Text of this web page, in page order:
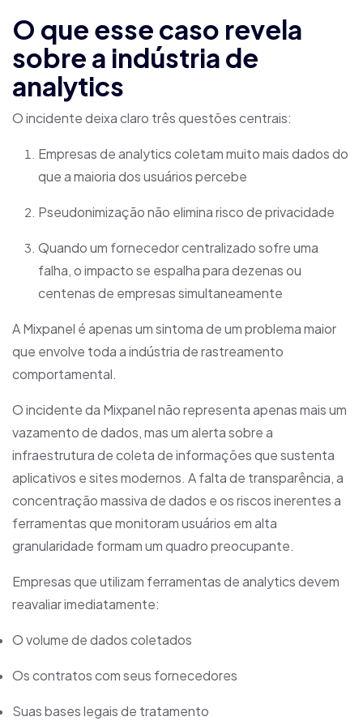
O que esse caso revela
sobre a indústria de
analytics
O incidente deixa claro três questões centrais:
Empresas de analytics coletam muito mais dados do
que a maioria dos usuários percebe
Pseudonimização não elimina risco de privacidade
Quando um fornecedor centralizado sofre uma
falha, o impacto se espalha para dezenas ou
centenas de empresas simultaneamente
A Mixpanel é apenas um sintoma de um problema maior
que envolve toda a indústria de rastreamento
comportamental.
O incidente da Mixpanel não representa apenas mais um
vazamento de dados, mas um alerta sobre a
infraestrutura de coleta de informações que sustenta
aplicativos e sites modernos. A falta de transparência, a
concentração massiva de dados e os riscos inerentes a
ferramentas que monitoram usuários em alta
granularidade formam um quadro preocupante.
Empresas que utilizam ferramentas de analytics devem
reavaliar imediatamente:
O volume de dados coletados
Os contratos com seus fornecedores
Suas bases legais de tratamento